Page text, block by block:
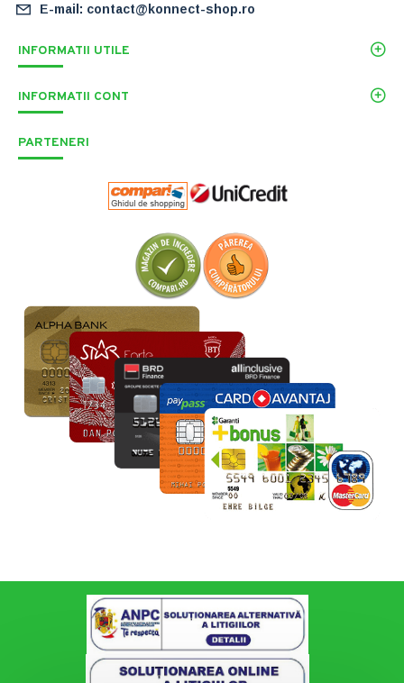
E-mail: contact@konnect-shop.ro
INFORMATII UTILE
INFORMATII CONT
PARTENERI